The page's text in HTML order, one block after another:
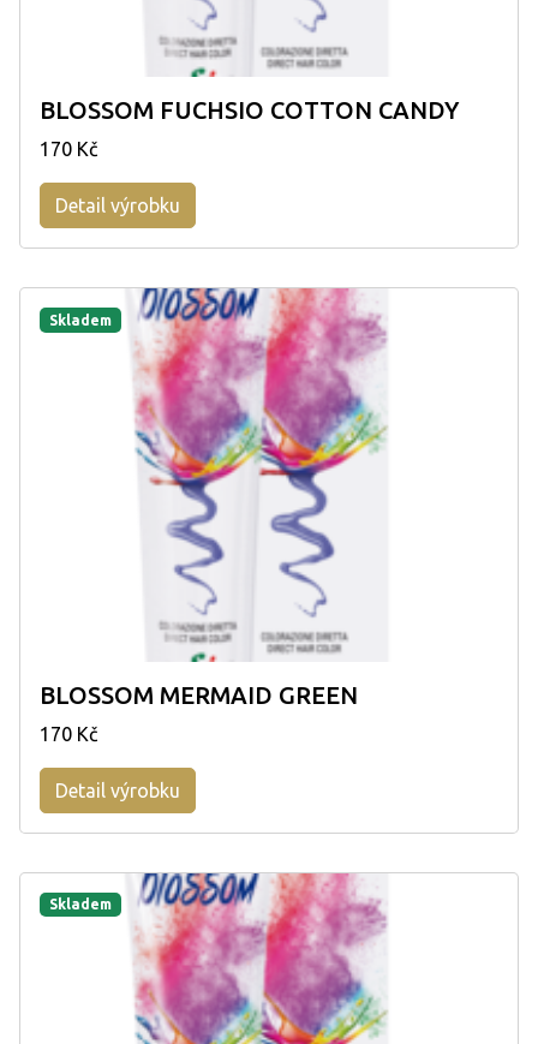
BLOSSOM FUCHSIO COTTON CANDY
170 Kč
Detail výrobku
Skladem
BLOSSOM MERMAID GREEN
170 Kč
Detail výrobku
Skladem